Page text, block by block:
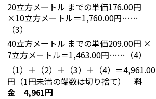
20立方メートル までの単価176.00円
×10立方メートル＝1,760.00円……
（3）
40立方メートル までの単価209.00円 ×
7立方メートル＝1,463.00円……（4）
（1）＋（2）＋（3）＋（4）＝4,961.00
円（1円未満の端数は切り捨て） 料
金 4,961円